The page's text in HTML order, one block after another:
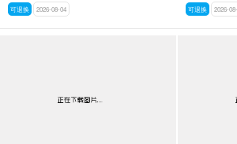
可退换 2026-08-04 可退换 2026-